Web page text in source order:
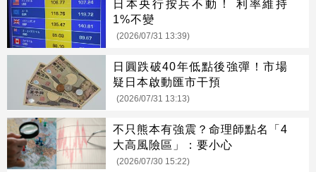
日本央行按兵不動！ 利率維持
1%不變
(2026/07/31 13:39)
日圓跌破40年低點後強彈！市場
疑日本啟動匯市干預
(2026/07/31 13:13)
不只熊本有強震？命理師點名「4
大高風險區」：要小心
(2026/07/30 15:22)